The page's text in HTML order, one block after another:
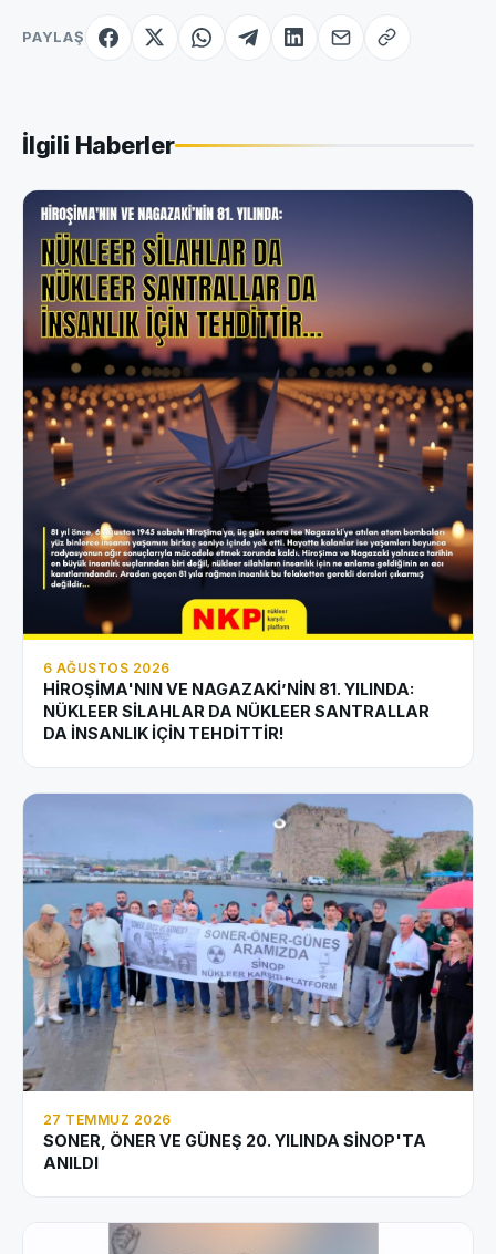
PAYLAŞ
İlgili Haberler
6 AĞUSTOS 2026
HİROŞİMA'NIN VE NAGAZAKİ’NİN 81. YILINDA:
NÜKLEER SİLAHLAR DA NÜKLEER SANTRALLAR
DA İNSANLIK İÇİN TEHDİTTİR!
27 TEMMUZ 2026
SONER, ÖNER VE GÜNEŞ 20. YILINDA SİNOP'TA
ANILDI